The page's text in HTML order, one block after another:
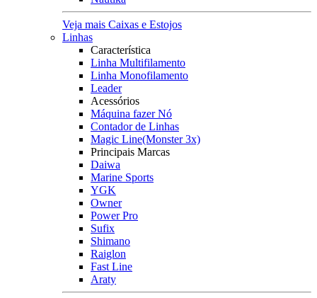
Veja mais Caixas e Estojos
Linhas
Característica
Linha Multifilamento
Linha Monofilamento
Leader
Acessórios
Máquina fazer Nó
Contador de Linhas
Magic Line(Monster 3x)
Principais Marcas
Daiwa
Marine Sports
YGK
Owner
Power Pro
Sufix
Shimano
Raiglon
Fast Line
Araty